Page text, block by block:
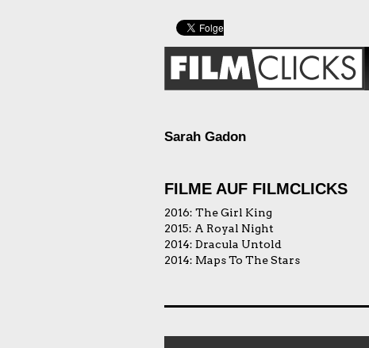
Sarah Gadon
FILME AUF FILMCLICKS
2016: The Girl King
2015: A Royal Night
2014: Dracula Untold
2014: Maps To The Stars